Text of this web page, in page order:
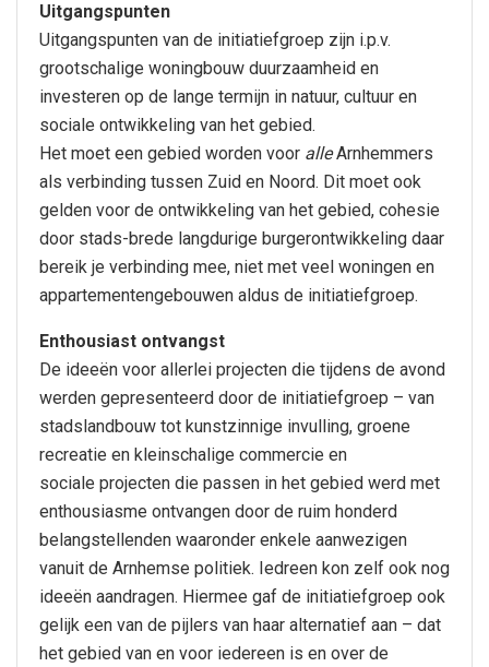
Uitgangspunten
Uitgangspunten van de initiatiefgroep zijn i.p.v.
grootschalige woningbouw duurzaamheid en
investeren op de lange termijn in natuur, cultuur en
sociale ontwikkeling van het gebied.
Het moet een gebied worden voor alleArnhemmers
als verbinding tussen Zuid en Noord. Dit moet ook
gelden voor de ontwikkeling van het gebied, cohesie
door stads-brede langdurige burgerontwikkeling daar
bereik je verbinding mee, niet met veel woningen en
appartementengebouwen aldus de initiatiefgroep.
Enthousiast ontvangst
De ideeën voor allerlei projecten die tijdens de avond
werden gepresenteerd door de initiatiefgroep – van
stadslandbouw tot kunstzinnige invulling, groene
recreatie en kleinschalige commercie en
sociale projecten die passen in het gebied werd met
enthousiasme ontvangen door de ruim honderd
belangstellenden waaronder enkele aanwezigen
vanuit de Arnhemse politiek. Iedreen kon zelf ook nog
ideeën aandragen. Hiermee gaf de initiatiefgroep ook
gelijk een van de pijlers van haar alternatief aan – dat
het gebied van en voor iedereen is en over de